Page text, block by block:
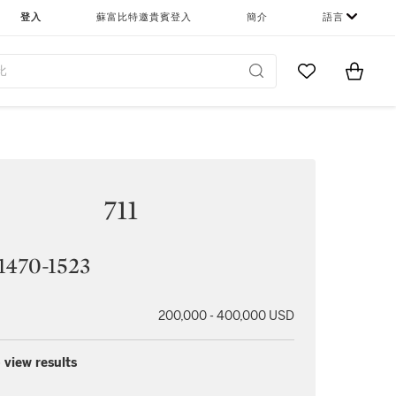
登入 蘇富比特邀貴賓登入 簡介 語言
Go to MyItems
711
1523
200,000 - 400,000 USD
view results